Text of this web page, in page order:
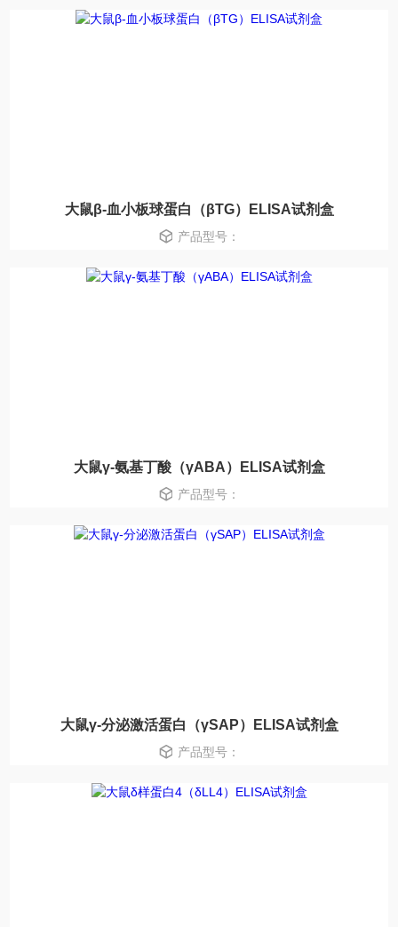
大鼠β-血小板球蛋白（βTG）ELISA试剂盒
产品型号：
大鼠γ-氨基丁酸（γABA）ELISA试剂盒
产品型号：
大鼠γ-分泌激活蛋白（γSAP）ELISA试剂盒
产品型号：